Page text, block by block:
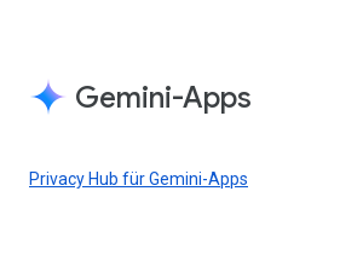
Gemini-Apps
Privacy Hub für Gemini-Apps